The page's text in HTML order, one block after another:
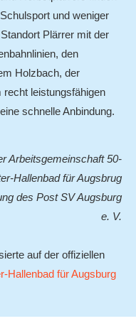
und weniger
Plärrer mit der
den
Holzbach, der
leistungsfähigen
schnelle Anbindung.
Arbeitsgemeinschaft 50-
Hallenbad für Augsbrug
des Post SV Augsburg
e. V.
auf der offiziellen
Hallenbad für Augsburg